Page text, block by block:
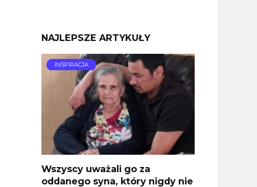
NAJLEPSZE ARTYKUŁY
INSPIRACJA
Wszyscy uważali go za
oddanego syna, który nigdy nie